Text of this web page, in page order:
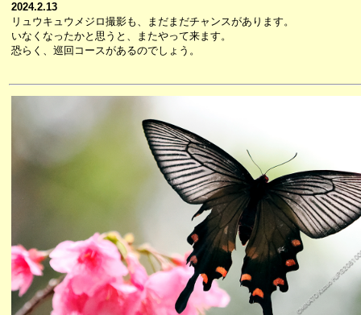
2024.2.13
リュウキュウメジロ撮影も、まだまだチャンスがあります。
いなくなったかと思うと、またやって来ます。
恐らく、巡回コースがあるのでしょう。